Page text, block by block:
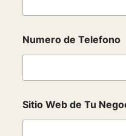
t
d
Numero de Telefono
Sitio Web de Tu